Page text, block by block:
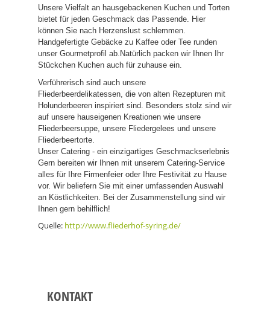
Unsere Vielfalt an hausgebackenen Kuchen und Torten
bietet für jeden Geschmack das Passende. Hier
können Sie nach Herzenslust schlemmen.
Handgefertigte Gebäcke zu Kaffee oder Tee runden
unser Gourmetprofil ab.Natürlich packen wir Ihnen Ihr
Stückchen Kuchen auch für zuhause ein.
Verführerisch sind auch unsere
Fliederbeerdelikatessen, die von alten Rezepturen mit
Holunderbeeren inspiriert sind. Besonders stolz sind wir
auf unsere hauseigenen Kreationen wie unsere
Fliederbeersuppe, unsere Fliedergelees und unsere
Fliederbeertorte.
Unser Catering - ein einzigartiges Geschmackserlebnis
Gern bereiten wir Ihnen mit unserem Catering-Service
alles für Ihre Firmenfeier oder Ihre Festivität zu Hause
vor. Wir beliefern Sie mit einer umfassenden Auswahl
an Köstlichkeiten. Bei der Zusammenstellung sind wir
Ihnen gern behilflich!
Quelle: http://www.fliederhof-syring.de/
KONTAKT